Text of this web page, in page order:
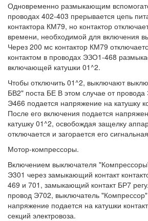
Одновременно размыкающим
проводах 402-403 прерывается цепь
контактора КМ79, но контактор
времени, необходимой для включения
Через 200 мс контактор КМ79
контактом в проводах ЭЗО1-468
включающей катушки 01^2.
Чтобы отключить 01^2, выключают
БВ2" поста БЕ В этом случае от
Э466 подается напряжение на катушку
После его включения подается
катушку 01^2, освобождая защелку
отключается и загорается его
Мотор-компрессоры.
Включением выключателя
Э301 через замыкающий контакт
469 и 701, замыкающий контакт БР7
провод Э702, выключатель
напряжение подается на катушки
секций электровоза.